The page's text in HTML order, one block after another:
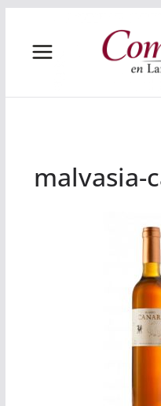
contenido
malvasia-